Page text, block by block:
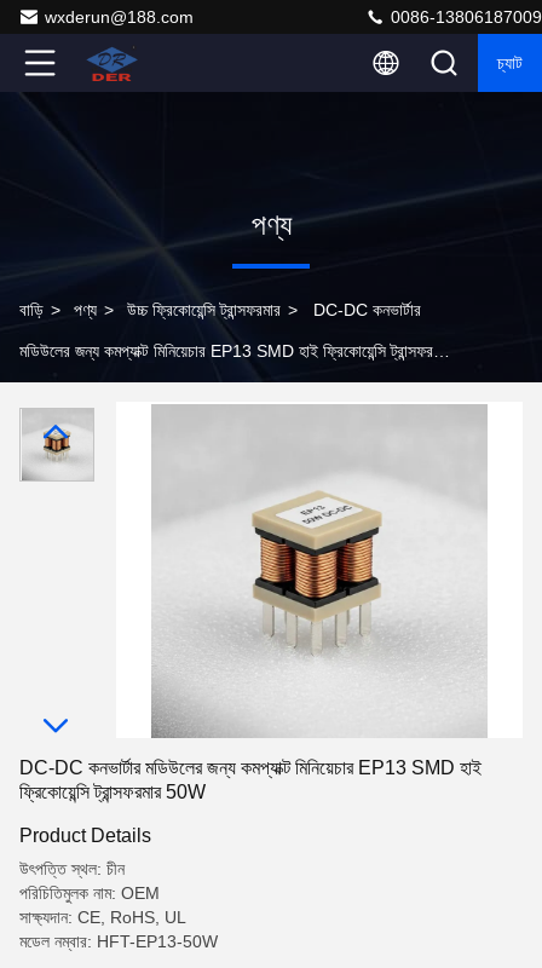
wxderun@188.com 0086-13806187009
চ্যাট
পণ্য
বাড়ি > পণ্য > উচ্চ ফ্রিকোয়েন্সি ট্রান্সফরমার > DC-DC কনভার্টার
মডিউলের জন্য কমপ্যাক্ট মিনিয়েচার EP13 SMD হাই ফ্রিকোয়েন্সি ট্রান্সফরমার
DC-DC কনভার্টার মডিউলের জন্য কমপ্যাক্ট মিনিয়েচার EP13 SMD হাই
ফ্রিকোয়েন্সি ট্রান্সফরমার 50W
Product Details
উৎপত্তি স্থল: চীন
পরিচিতিমুলক নাম: OEM
সাক্ষ্যদান: CE, RoHS, UL
মডেল নম্বার: HFT-EP13-50W